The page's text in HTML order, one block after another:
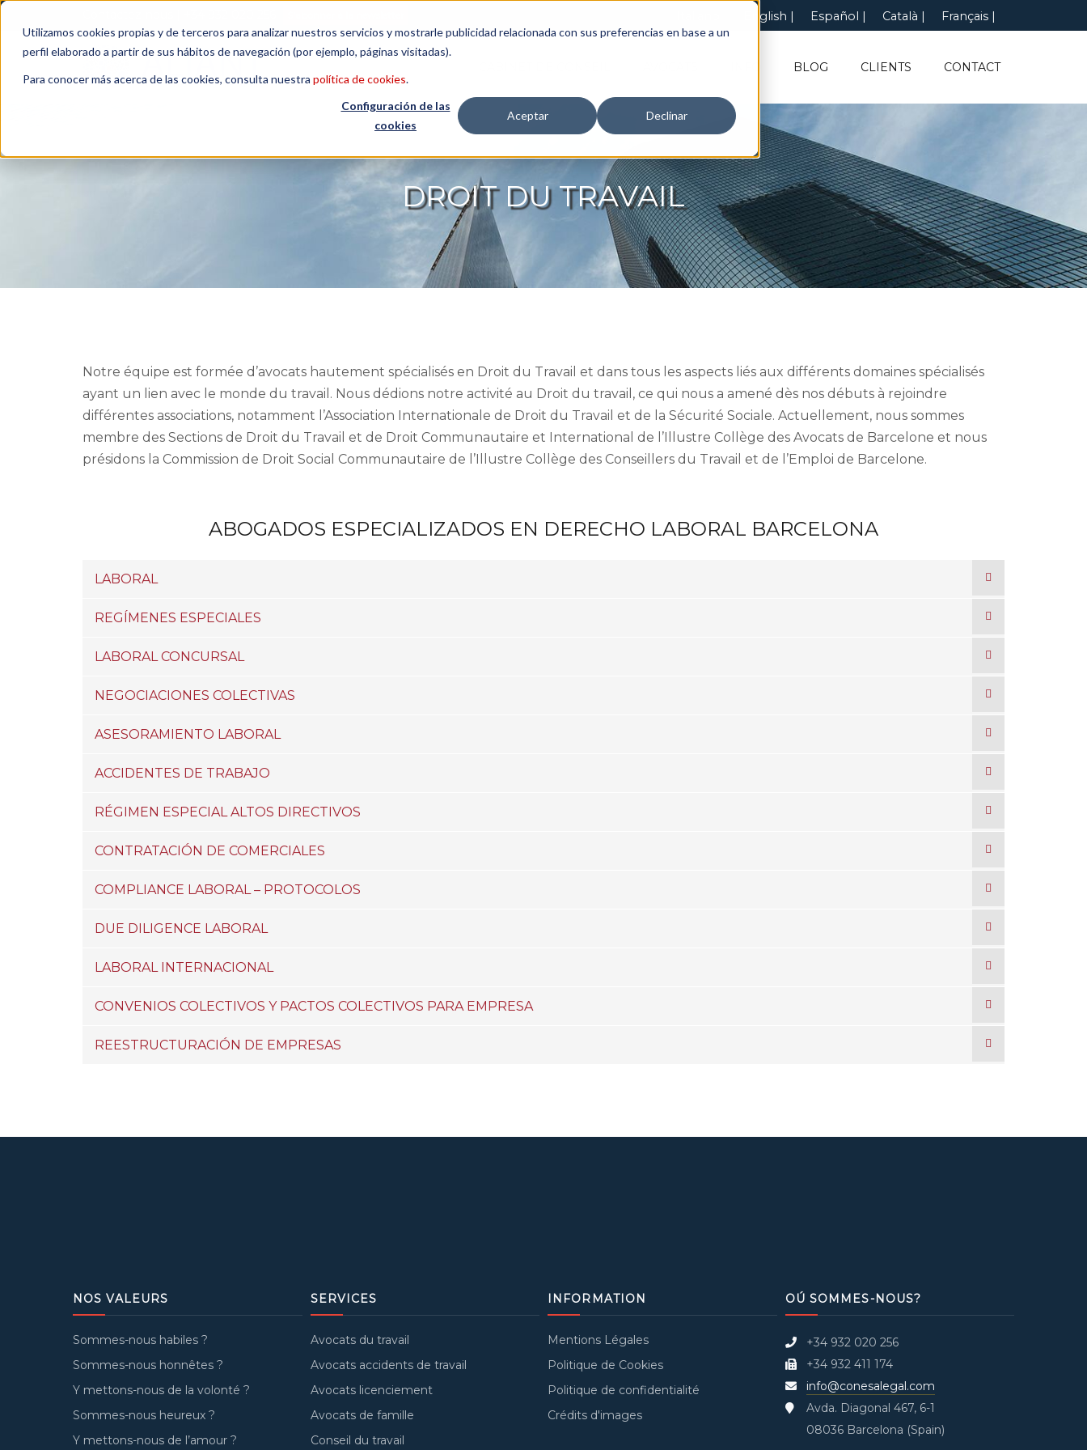
Utilizamos cookies propias y de terceros para analizar nuestros servicios y mostrarle publicidad relacionada con sus preferencias en base a un
perfil elaborado a partir de sus hábitos de navegación (por ejemplo, páginas visitadas).
Para conocer más acerca de las cookies, consulta nuestra política de cookies.
Configuración de las
cookies
Aceptar Declinar
Français
Català
English Español
BLOG CLIENTS CONTACT
DROIT DU TRAVAIL
Notre équipe est formée d’avocats hautement spécialisés en Droit du Travail et dans tous les aspects liés aux différents domaines spécialisés
ayant un lien avec le monde du travail. Nous dédions notre activité au Droit du travail, ce qui nous a amené dès nos débuts à rejoindre
différentes associations, notamment l’Association Internationale de Droit du Travail et de la Sécurité Sociale. Actuellement, nous sommes
membre des Sections de Droit du Travail et de Droit Communautaire et International de l’Illustre Collège des Avocats de Barcelone et nous
présidons la Commission de Droit Social Communautaire de l’Illustre Collège des Conseillers du Travail et de l’Emploi de Barcelone.
ABOGADOS ESPECIALIZADOS EN DERECHO LABORAL BARCELONA
LABORAL
REGÍMENES ESPECIALES
LABORAL CONCURSAL
NEGOCIACIONES COLECTIVAS
ASESORAMIENTO LABORAL
ACCIDENTES DE TRABAJO
RÉGIMEN ESPECIAL ALTOS DIRECTIVOS
CONTRATACIÓN DE COMERCIALES
COMPLIANCE LABORAL – PROTOCOLOS
DUE DILIGENCE LABORAL
LABORAL INTERNACIONAL
CONVENIOS COLECTIVOS Y PACTOS COLECTIVOS PARA EMPRESA
REESTRUCTURACIÓN DE EMPRESAS
NOS VALEURS
Sommes-nous habiles ?
Sommes-nous honnêtes ?
Y mettons-nous de la volonté ?
Sommes-nous heureux ?
Y mettons-nous de l’amour ?
SERVICES
Avocats du travail
Avocats accidents de travail
Avocats licenciement
Avocats de famille
Conseil du travail
INFORMATION
Mentions Légales
Politique de Cookies
Politique de confidentialité
Crédits d'images
OÚ SOMMES-NOUS?
+34 932 020 256
+34 932 411 174
info@conesalegal.com
Avda. Diagonal 467, 6-1
08036 Barcelona (Spain)